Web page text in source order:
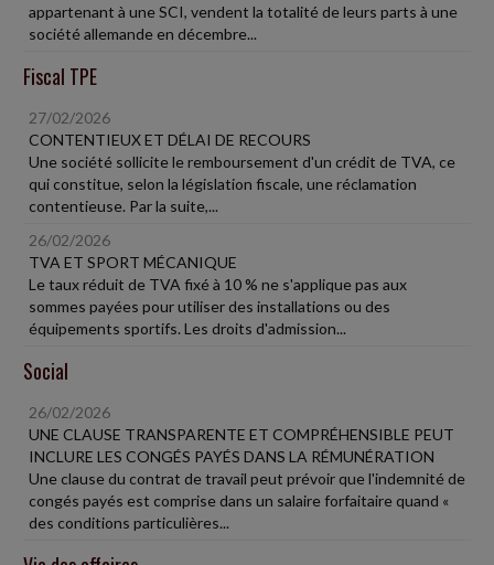
appartenant à une SCI, vendent la totalité de leurs parts à une
société allemande en décembre...
Fiscal TPE
27/02/2026
CONTENTIEUX ET DÉLAI DE RECOURS
Une société sollicite le remboursement d'un crédit de TVA, ce
qui constitue, selon la législation fiscale, une réclamation
contentieuse. Par la suite,...
26/02/2026
TVA ET SPORT MÉCANIQUE
Le taux réduit de TVA fixé à 10 % ne s'applique pas aux
sommes payées pour utiliser des installations ou des
équipements sportifs. Les droits d'admission...
Social
26/02/2026
UNE CLAUSE TRANSPARENTE ET COMPRÉHENSIBLE PEUT
INCLURE LES CONGÉS PAYÉS DANS LA RÉMUNÉRATION
Une clause du contrat de travail peut prévoir que l'indemnité de
congés payés est comprise dans un salaire forfaitaire quand «
des conditions particulières...